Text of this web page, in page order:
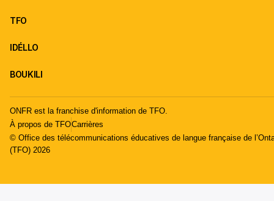
TFO
IDÉLLO
BOUKILI
ONFR est la franchise d'information de TFO.
À propos de TFOCarrières
© Office des télécommunications éducatives de langue française de
(TFO) 2026